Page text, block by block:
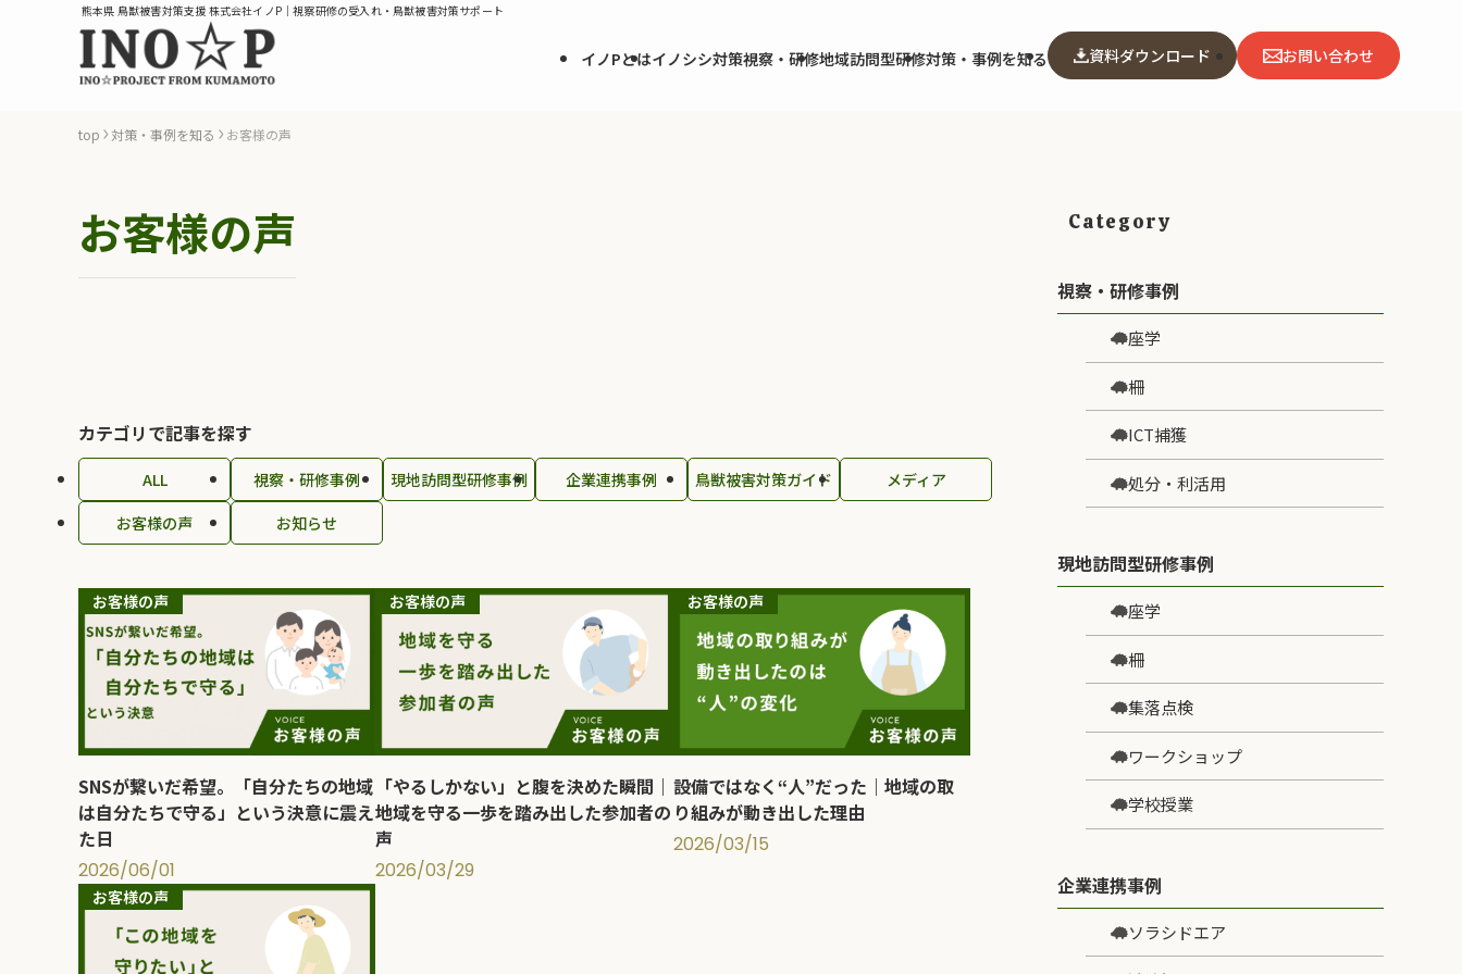
熊本県 鳥獣被害対策支援 株式会社イノP｜視察研修の受入れ・鳥獣被害対策サポート
イノPとはイノシシ対策視察・研修地域訪問型研修対策・事例を知る 資料ダウンロード お問い合わせ
top 対策・事例を知る お客様の声
お客様の声
カテゴリで記事を探す
ALL 視察・研修事例 現地訪問型研修事例 企業連携事例 鳥獣被害対策ガイド
メディア
お客様の声
お知らせ
お客様の声
SNSが繋いだ希望。「自分たちの地域
は自分たちで守る」という決意に震え
た日
2026/06/01
お客様の声
「やるしかない」と腹を決めた瞬間｜
地域を守る一歩を踏み出した参加者の
声
2026/03/29
お客様の声
設備ではなく“人”だった｜地域の取
り組みが動き出した理由
2026/03/15
お客様の声
Category
視察・研修事例
座学
柵
ICT捕獲
処分・利活用
現地訪問型研修事例
座学
柵
集落点検
ワークショップ
学校授業
企業連携事例
ソラシドエア